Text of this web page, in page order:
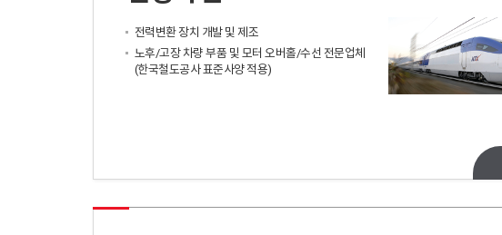
전력변환 장치 개발 및 제조
노후/고장 차량 부품 및 모터 오버홀/수선 전문업체
(한국철도공사 표준사양 적용)